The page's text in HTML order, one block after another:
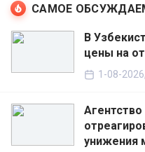
САМОЕ
В
цены на
1-08-
унижения